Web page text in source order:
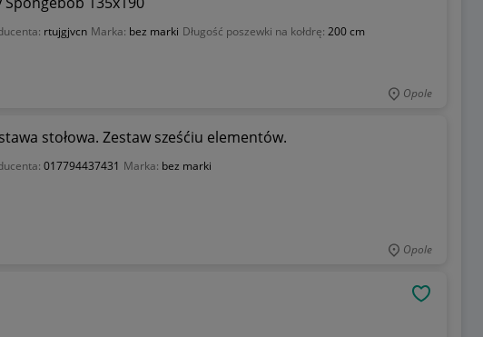
rtujgjvcn Marka: bez marki Długość poszewki na kołdrę: 200 cm
Opole
stołowa. Zestaw sześćiu elementów.
017794437431 Marka: bez marki
Opole